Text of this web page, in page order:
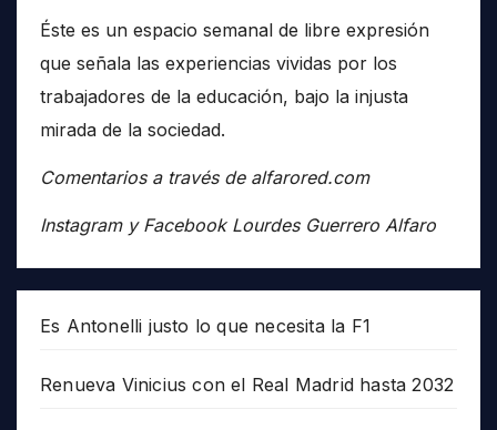
Éste es un espacio semanal de libre expresión
que señala las experiencias vividas por los
trabajadores de la educación, bajo la injusta
mirada de la sociedad.
Comentarios a través de alfarored.com
Instagram y Facebook Lourdes Guerrero Alfaro
Es Antonelli justo lo que necesita la F1
Renueva Vinicius con el Real Madrid hasta 2032